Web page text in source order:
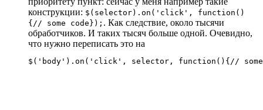
конструкции: $(selector).on('click', function()
{// some code}); . Как следствие, около тысячи
обработчиков. И таких тысяч больше одной. Очевидно,
что нужно переписать это на
$('body').on('click', selector, function(){//